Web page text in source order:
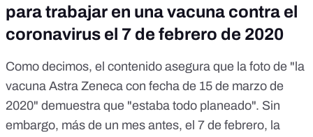
para trabajar en una vacuna contra el
coronavirus el 7 de febrero de 2020
Como decimos, el contenido asegura que la foto de "la
vacuna Astra Zeneca con fecha de 15 de marzo de
2020" demuestra que "estaba todo planeado". Sin
embargo, más de un mes antes, el 7 de febrero, la